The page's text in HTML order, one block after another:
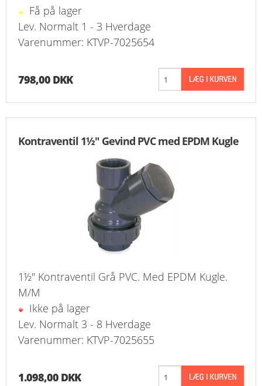
BEARBEJDNING, MONTAGE & HAVEARBEJDE
MATERIEL HÅNDTERING
BESTIL
SØGNING
KUNDECENTER
KONTAKT
Få på lager
Lev. Normalt 1 - 3 Hverdage
Varenummer: KTVP-7025654
798,00 DKK
Kontraventil 1½" Gevind PVC med EPDM Kugle
1½" Kontraventil Grå PVC. Med EPDM Kugle.
M/M
Ikke på lager
Lev. Normalt 3 - 8 Hverdage
Varenummer: KTVP-7025655
1.098,00 DKK